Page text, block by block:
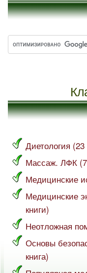
Диетология (23
Массаж. ЛФК
Медицинские
Медицинские
книги)
Неотложная
Основы
книга)